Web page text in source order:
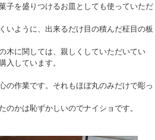
子を盛りつけるお皿としても使っていただ
いように、出来るだけ目の積んだ柾目の板
木に関しては、親しくしていただいてい
入しています。
の作業です。それもほぼ丸のみだけで彫っ
かは恥ずかしいのでナイショです。